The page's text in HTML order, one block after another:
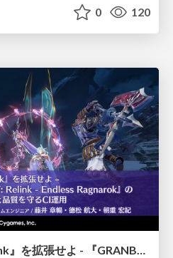
0 120
【CEDEC2026】『Relink』を拡張せよ - 『GRANBLUE FANTASY: Relink - Endless Ragnarok』の開発速度と品質を守るCI運用